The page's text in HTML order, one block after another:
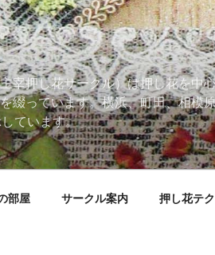
宰押し花サークル）は押し花を中
綴っています。横浜、町田、相模
ています。
部屋 サークル案内 押し花テ